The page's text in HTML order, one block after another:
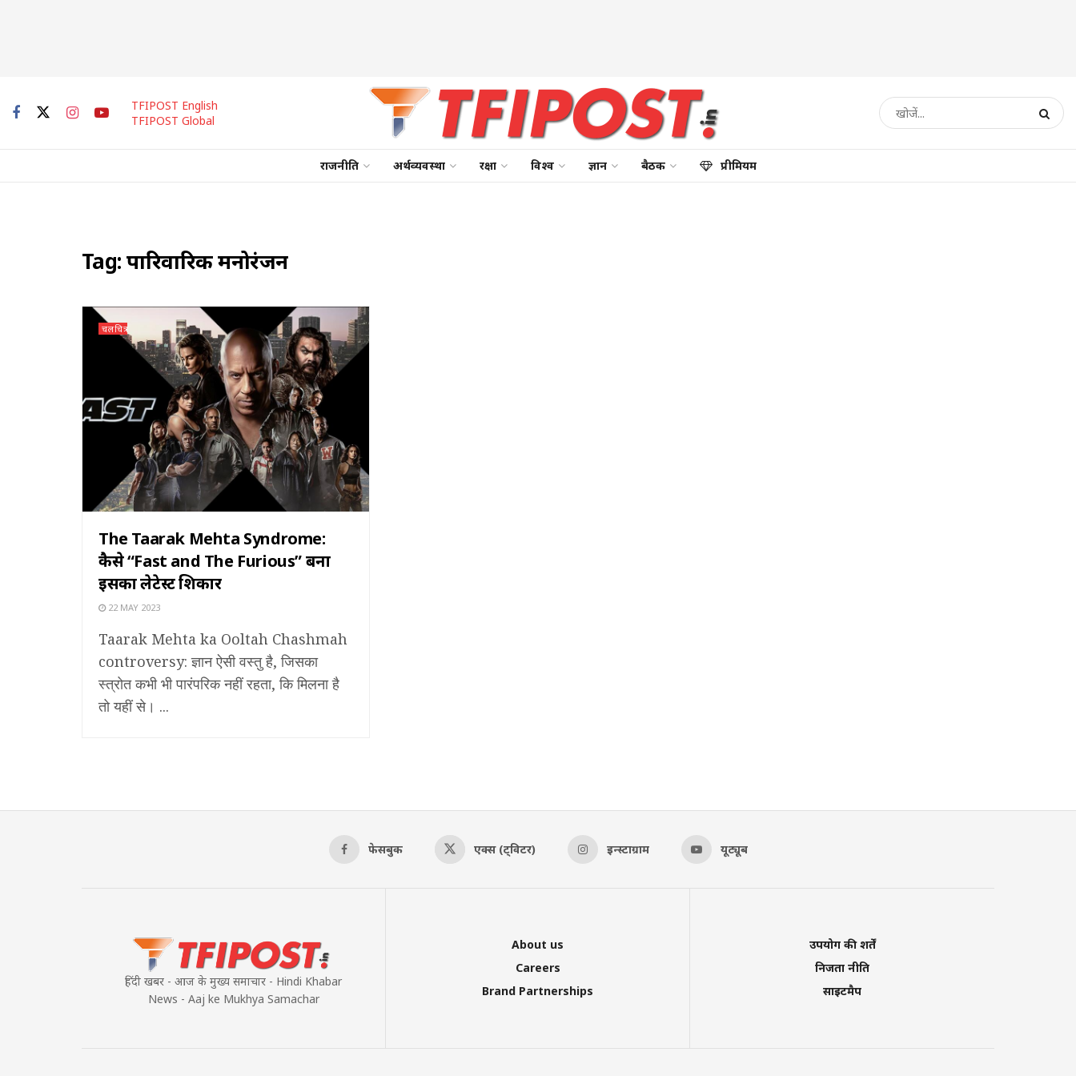
TFIPOST English
TFIPOST Global
राजनीति अर्थव्यवस्था रक्षा विश्व ज्ञान बैठक प्रीमियम
Tag:पारिवारिक मनोरंजन
चलचित्र
The Taarak Mehta Syndrome:
कैसे “Fast and The Furious” बना
इसका लेटेस्ट शिकार
22 MAY 2023
Taarak Mehta ka Ooltah Chashmah
controversy: ज्ञान ऐसी वस्तु है, जिसका
स्त्रोत कभी भी पारंपरिक नहीं रहता, कि मिलना है
तो यहीं से। ...
फेसबुक एक्स (ट्विटर) इन्स्टाग्राम यूट्यूब
हिंदी खबर - आज के मुख्य समाचार - Hindi Khabar
News - Aaj ke Mukhya Samachar
About us
Careers
Brand Partnerships
उपयोग की शर्तें
निजता नीति
साइटमैप